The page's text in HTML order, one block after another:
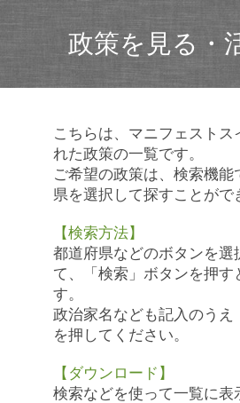
政策を見る・
こちらは、マニフェストス
れた政策の一覧です。
ご希望の政策は、検索機能
県を選択して探すことがで
【検索方法】
都道府県などのボタンを選
て、「検索」ボタンを押す
す。
政治家名なども記入のうえ
を押してください。
【ダウンロード】
検索などを使って一覧に表